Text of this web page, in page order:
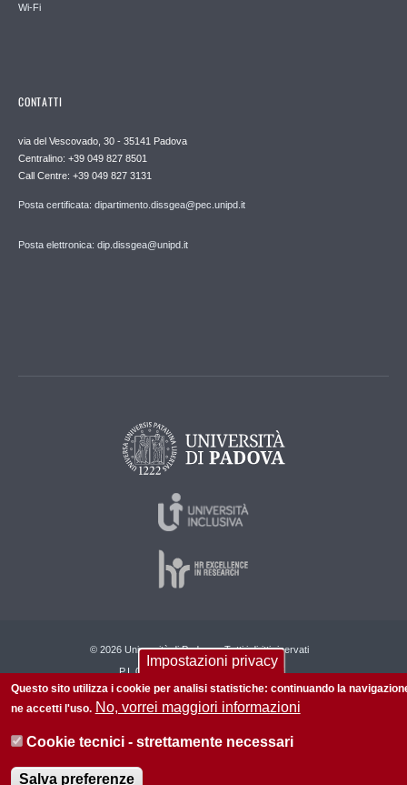
Wi-Fi
CONTATTI
via del Vescovado, 30 - 35141 Padova
Centralino: +39 049 827 8501
Call Centre: +39 049 827 3131
Posta certificata: dipartimento.dissgea@pec.unipd.it
Posta elettronica: dip.dissgea@unipd.it
© 2026 Università di Padova - Tutti i diritti riservati
P.I. 00742430283 C.F. 80006480281
Informazioni su questo sito Accessibilità | Privacy policy
Impostazioni privacy
Questo sito utilizza i cookie per analisi statistiche: continuando la
ne accetti l'uso. No, vorrei maggiori informazioni
Cookie tecnici - strettamente necessari
Salva preferenze